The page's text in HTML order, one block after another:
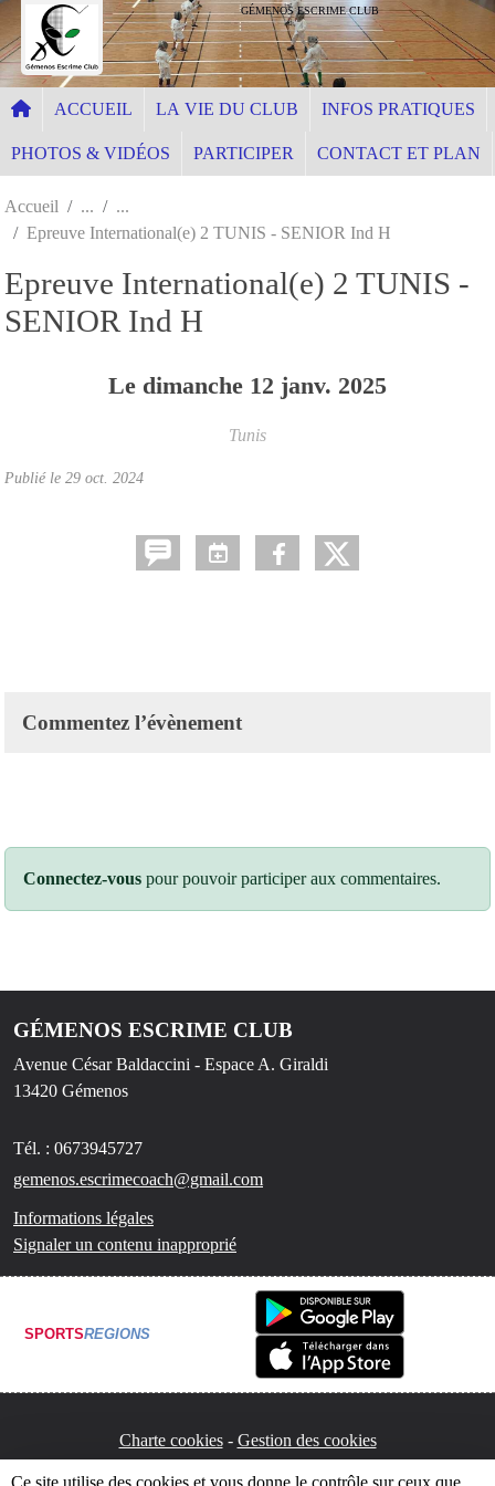
GÉMENOS ESCRIME CLUB
ACCUEIL LA VIE DU CLUB INFOS PRATIQUES
PHOTOS & VIDÉOS PARTICIPER CONTACT ET PLAN
Accueil
Epreuve International(e) 2 TUNIS - SENIOR Ind H
Epreuve International(e) 2 TUNIS -
SENIOR Ind H
Le dimanche 12 janv. 2025
Tunis
Publié le 29 oct. 2024
Commentez l’évènement
Connectez-vous pour pouvoir participer aux commentaires.
GÉMENOS ESCRIME CLUB
Avenue César Baldaccini - Espace A. Giraldi
13420 Gémenos
Tél. : 0673945727
gemenos.escrimecoach@gmail.com
Informations légales
Signaler un contenu inapproprié
SPORTSREGIONS
Charte cookies Gestion des cookies
Panneau de gestion des cookies
Ce site utilise des cookies et vous donne le contrôle sur ceux que